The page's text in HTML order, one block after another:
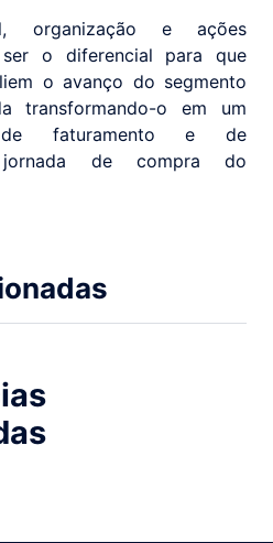
organização e ações
ser o diferencial para que
o avanço do segmento
transformando-o em um
faturamento e de
jornada de compra do